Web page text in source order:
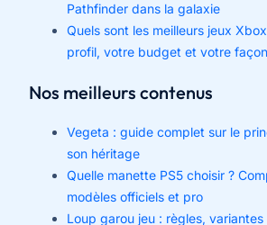
Pathfinder dans la galaxie
Quels sont les meilleurs jeux
profil, votre budget et votre
Nos meilleurs contenus
Vegeta : guide complet sur le
son héritage
Quelle manette PS5 choisir ?
modèles officiels et pro
Loup garou jeu : règles,